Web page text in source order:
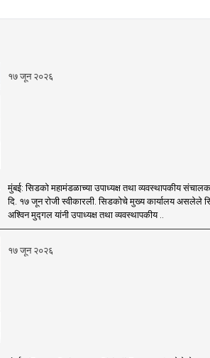
१७ जून २०२६
मुंबई: सिडको महामंडळाच्या उपाध्यक्ष तथा व्यवस्थापकीय
दि. १७ जून रोजी स्वीकारली. सिडकोचे मुख्य कार्यालय असलेले
अश्विन मुद्गल यांनी उपाध्यक्ष तथा व्यवस्थापकीय ..
१७ जून २०२६